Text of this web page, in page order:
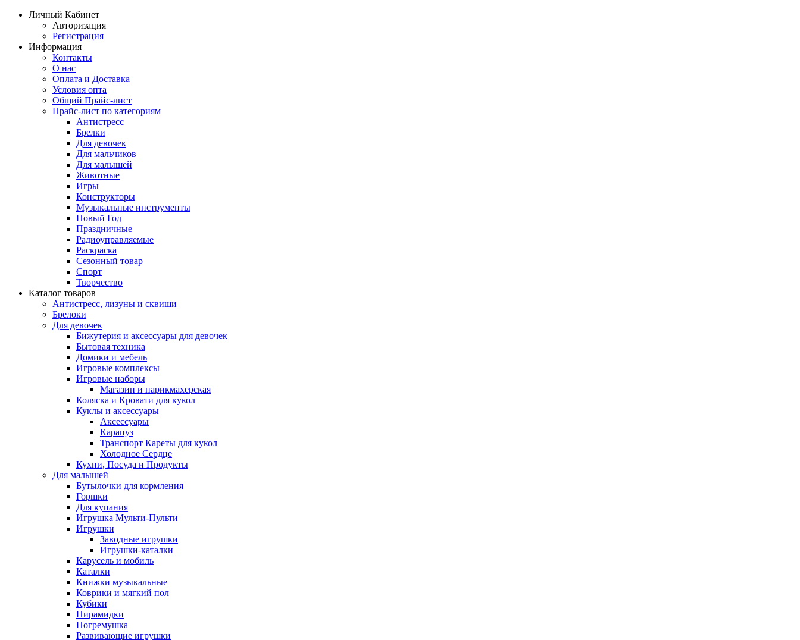
Личный Кабинет
Авторизация
Регистрация
Информация
Контакты
О нас
Оплата и Доставка
Условия опта
Общий Прайс-лист
Прайс-лист по категориям
Антистресс
Брелки
Для девочек
Для мальчиков
Для малышей
Животные
Игры
Конструкторы
Музыкальные инструменты
Новый Год
Праздничные
Радиоуправляемые
Раскраска
Сезонный товар
Спорт
Творчество
Каталог товаров
Антистресс, лизуны и сквиши
Брелоки
Для девочек
Бижутерия и аксессуары для девочек
Бытовая техника
Домики и мебель
Игровые комплексы
Игровые наборы
Магазин и парикмахерская
Коляска и Кровати для кукол
Куклы и аксессуары
Аксессуары
Карапуз
Транспорт Кареты для кукол
Холодное Сердце
Кухни, Посуда и Продукты
Для малышей
Бутылочки для кормления
Горшки
Для купания
Игрушка Мульти-Пульти
Игрушки
Заводные игрушки
Игрушки-каталки
Карусель и мобиль
Каталки
Книжки музыкальные
Коврики и мягкий пол
Кубики
Пирамидки
Погремушка
Развивающие игрушки